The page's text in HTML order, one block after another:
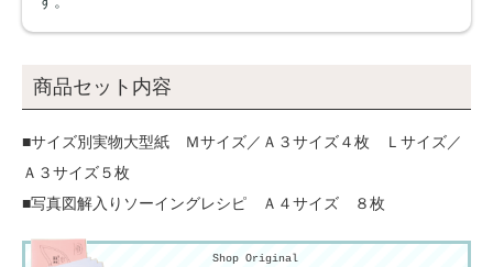
商品セット内容
■サイズ別実物大型紙 Ｍサイズ／Ａ３サイズ４枚 Ｌサイズ／
Ａ３サイズ５枚
■写真図解入りソーイングレシピ Ａ４サイズ ８枚
Shop Original